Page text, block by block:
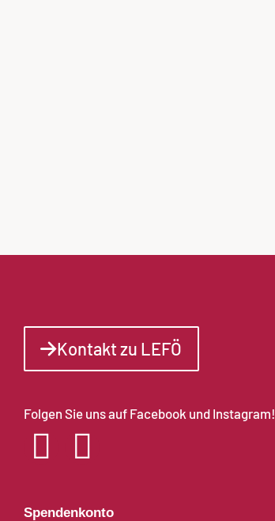
Kontakt zu LEFÖ
Folgen Sie uns auf Facebook und Instagram!
Spendenkonto